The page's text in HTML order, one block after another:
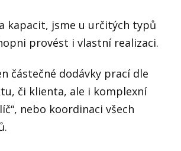
kapacit, jsme u určitých typů
provést i vlastní realizaci.
částečné dodávky prací dle
či klienta, ale i komplexní
nebo koordinaci všech